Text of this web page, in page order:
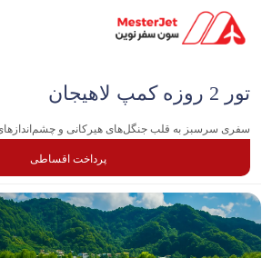
تور 2 روزه کمپ لاهیجان
سفری سرسبز به قلب جنگل‌های هیرکانی و
پرداخت اقساطی